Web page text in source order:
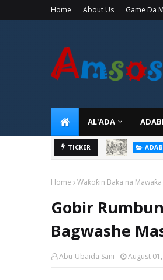
Home About Us Game Da
AL'ADA ADABI
TICKER
Home Waƙoƙin Baka na Mawaƙa
Gobir
Bagwashe
Abu-Ubaida Sani August